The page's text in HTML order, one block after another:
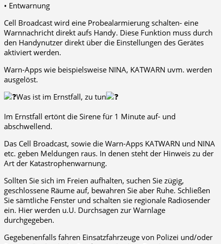
• Entwarnung
Cell Broadcast wird eine Probealarmierung schalten- eine
Warnnachricht direkt aufs Handy. Diese Funktion muss durch
den Handynutzer direkt über die Einstellungen des Gerätes
aktiviert werden.
Warn-Apps wie beispielsweise NINA, KATWARN uvm. werden
ausgelöst.
Was ist im Ernstfall, zu tun
Im Ernstfall ertönt die Sirene für 1 Minute auf- und
abschwellend.
Das Cell Broadcast, sowie die Warn-Apps KATWARN und NINA
etc. geben Meldungen raus. In denen steht der Hinweis zu der
Art der Katastrophenwarnung.
Sollten Sie sich im Freien aufhalten, suchen Sie zügig,
geschlossene Räume auf, bewahren Sie aber Ruhe. Schließen
Sie sämtliche Fenster und schalten sie regionale Radiosender
ein. Hier werden u.U. Durchsagen zur Warnlage
durchgegeben.
Gegebenenfalls fahren Einsatzfahrzeuge von Polizei und/oder